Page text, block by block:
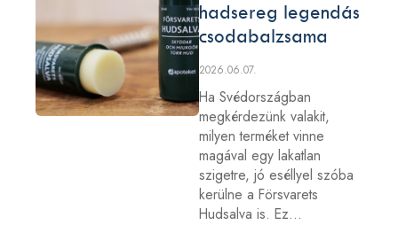
hadsereg legendás
csodabalzsama
2026.06.07.
Ha Svédországban
megkérdezünk valakit,
milyen terméket vinne
magával egy lakatlan
szigetre, jó eséllyel szóba
kerülne a Försvarets
Hudsalva is. Ez…